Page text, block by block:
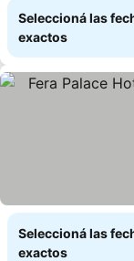
Seleccioná las
exactos
Seleccioná las
exactos